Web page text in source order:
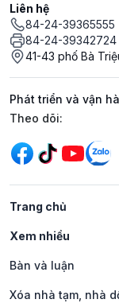
Liên hệ
84-24-39365555
84-24-39342724
41-43 phố Bà
Phát triển và vận
Mạng xã
Theo dõi:
Trang chủ
Xem nhiều
Bàn và luận
Xóa nhà tạm, nhà